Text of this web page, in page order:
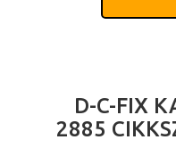
D-C-FIX
2885